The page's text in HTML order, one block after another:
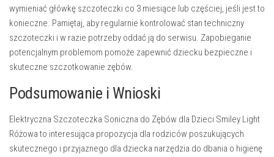
wymieniać główkę szczoteczki co 3 miesiące lub częściej, jeśli jest to
konieczne. Pamiętaj, aby regularnie kontrolować stan techniczny
szczoteczki i w razie potrzeby oddać ją do serwisu. Zapobieganie
potencjalnym problemom pomoże zapewnić dziecku bezpieczne i
skuteczne szczotkowanie zębów.
Podsumowanie i Wnioski
Elektryczna Szczoteczka Soniczna do Zębów dla Dzieci Smiley Light
Różowa to interesująca propozycja dla rodziców poszukujących
skutecznego i przyjaznego dla dziecka narzędzia do dbania o higienę